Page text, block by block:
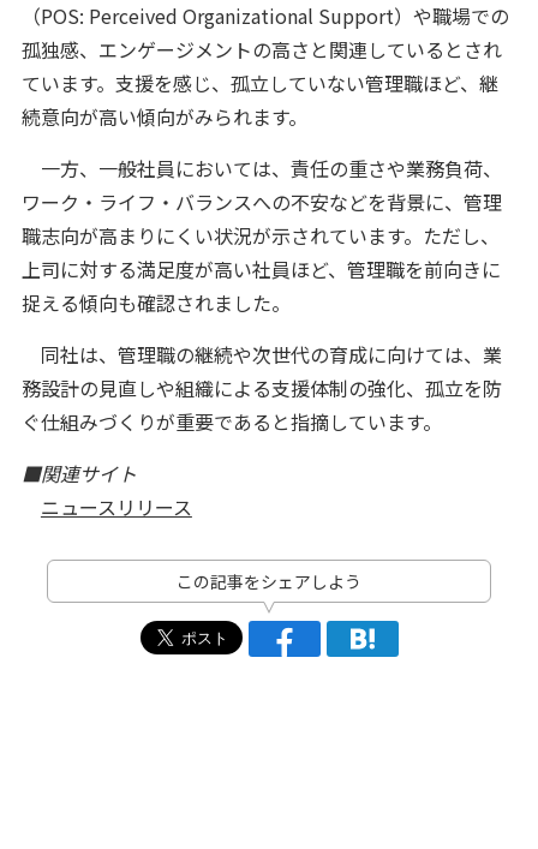
（POS: Perceived Organizational Support）や職場での
孤独感、エンゲージメントの高さと関連しているとされ
ています。支援を感じ、孤立していない管理職ほど、継
続意向が高い傾向がみられます。
一方、一般社員においては、責任の重さや業務負荷、
ワーク・ライフ・バランスへの不安などを背景に、管理
職志向が高まりにくい状況が示されています。ただし、
上司に対する満足度が高い社員ほど、管理職を前向きに
捉える傾向も確認されました。
同社は、管理職の継続や次世代の育成に向けては、業
務設計の見直しや組織による支援体制の強化、孤立を防
ぐ仕組みづくりが重要であると指摘しています。
■関連サイト
ニュースリリース
この記事をシェアしよう